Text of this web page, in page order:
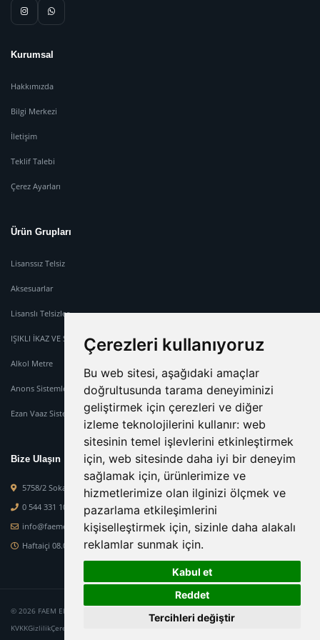
Çerezleri kullanıyoruz
Bu web sitesi, aşağıdaki amaçlar
doğrultusunda tarama deneyiminizi
geliştirmek için çerezleri ve diğer
izleme teknolojilerini kullanır: web
sitesinin temel işlevlerini etkinleştirmek
için, web sitesinde daha iyi bir deneyim
sağlamak için, ürünlerimize ve
hizmetlerimize olan ilginizi ölçmek ve
pazarlama etkileşimlerini
kişiselleştirmek için, sizinle daha alakalı
reklamlar sunmak için.
Kabul et
Reddet
Tercihleri değiştir
Kurumsal
Hakkımızda
Bilgi Merkezi
İletişim
Teklif Talebi
Çerez Ayarları
Ürün Grupları
Lisanssız Telsiz
Aksesuarlar
Lisanslı Telsizler
IŞIKLI İKAZ VE SİREN SİSTEMİ
Alkol Metre
Anons Sistemleri
Ezan Vaaz Sistemleri
Bize Ulaşın
5758/2 Sokak No : 2-M Orcaner İş Mer. Karabağlar Mah. Karabağlar-İzmir
0 544 331 10 84
info@faemelektronik.com
Haftaiçi 08.00 - 19.00 - Haftasonu 08.00 - 15.00
© 2026 FAEM Elektronik. Tüm hakları saklıdır.
KVKKGizlilikÇerez Politikası